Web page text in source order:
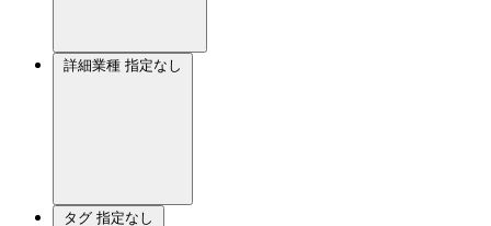
詳細業種 指定なし
タグ 指定なし